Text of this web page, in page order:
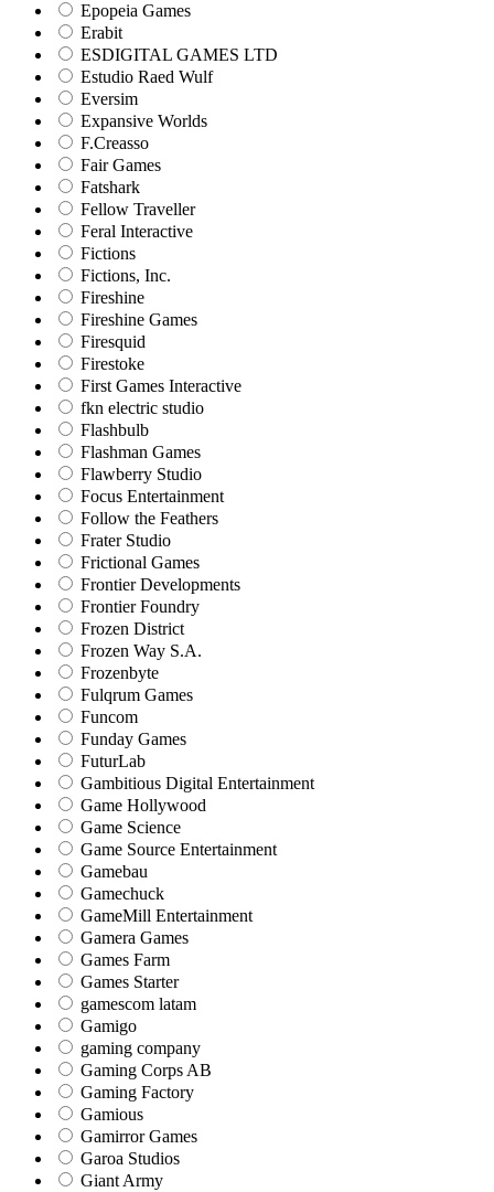
Epopeia Games
Erabit
ESDIGITAL GAMES LTD
Estudio Raed Wulf
Eversim
Expansive Worlds
F.Creasso
Fair Games
Fatshark
Fellow Traveller
Feral Interactive
Fictions
Fictions, Inc.
Fireshine
Fireshine Games
Firesquid
Firestoke
First Games Interactive
fkn electric studio
Flashbulb
Flashman Games
Flawberry Studio
Focus Entertainment
Follow the Feathers
Frater Studio
Frictional Games
Frontier Developments
Frontier Foundry
Frozen District
Frozen Way S.A.
Frozenbyte
Fulqrum Games
Funcom
Funday Games
FuturLab
Gambitious Digital Entertainment
Game Hollywood
Game Science
Game Source Entertainment
Gamebau
Gamechuck
GameMill Entertainment
Gamera Games
Games Farm
Games Starter
gamescom latam
Gamigo
gaming company
Gaming Corps AB
Gaming Factory
Gamious
Gamirror Games
Garoa Studios
Giant Army